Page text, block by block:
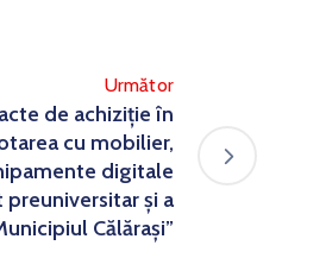
Următor
de achiziție în
cu mobilier,
digitale
și a
Călărași”